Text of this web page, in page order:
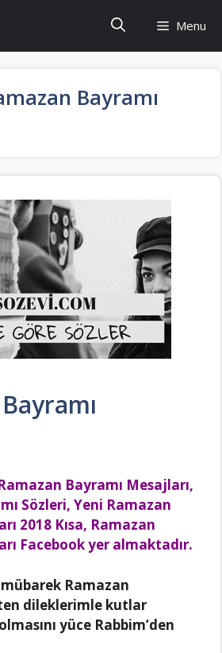
Menu
Bayramı
Bayramı Mesajları,
Sözleri, Yeni Ramazan
2018 Kısa, Ramazan
Facebook yer almaktadır.
Ramazan
dileklerimle kutlar
yüce Rabbim’den